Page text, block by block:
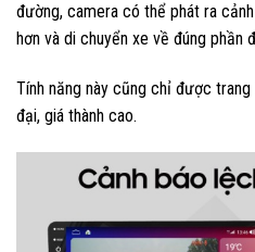
đường, camera có thể phát ra
hơn và di chuyển xe về đúng phần
Tính năng này cũng chỉ được
đại, giá thành cao.